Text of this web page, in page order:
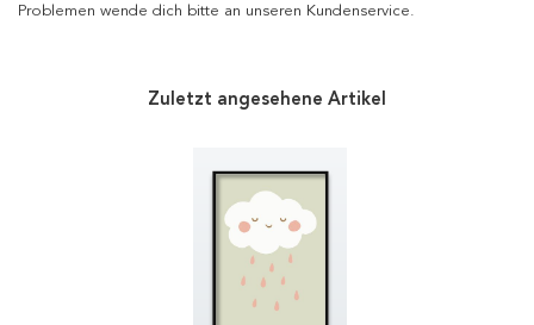
Problemen wende dich bitte an unseren Kundenservice.
Zuletzt angesehene Artikel